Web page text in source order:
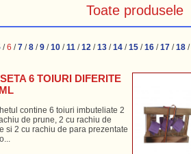
Toate produsele
/6 /7/8/9/10/11/12/13/14/15/16/17/18/
6 TOIURI DIFERITE
contine 6 toiuri imbuteliate 2
de prune, 2 cu rachiu de
si 2 cu rachiu de para prezentate